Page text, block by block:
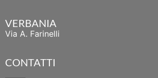
VERBANIA
Via A. Farinelli
CONTATTI